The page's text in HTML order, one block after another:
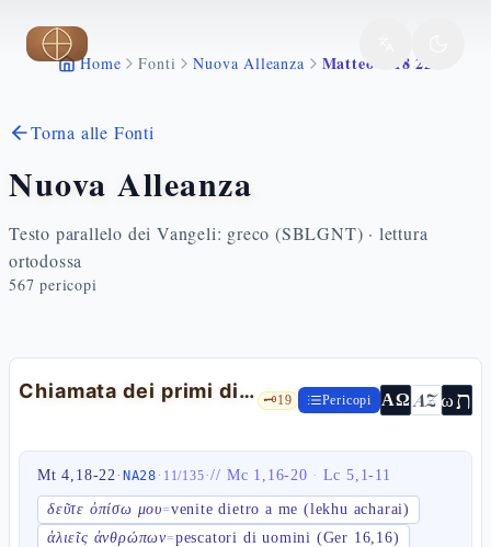
Vai al contenuto principale
Home Fonti Nuova Alleanza Matteo 4 18 22
Torna alle Fonti
Nuova Alleanza
Testo parallelo dei Vangeli: greco (SBLGNT) · lettura
ortodossa
567 pericopi
Chiamata dei primi discepoli 🗝️19 Pericopi ΑΩ AZωת
Mt 4,18-22· NA28· 11/135·// Mc 1,16-20 · Lc 5,1-11
δεῦτε ὀπίσω μου=venite dietro a me (lekhu acharai)
ἁλιεῖς ἀνθρώπων=pescatori di uomini (Ger 16,16)